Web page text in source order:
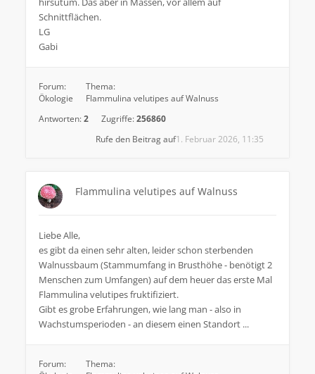
Schnittflächen.
LG
Gabi
Forum:
Ökologie
Thema:
Flammulina velutipes auf Walnuss
Antworten:2 Zugriffe:256860
1. Februar 2026, 11:35
Rufe den Beitrag auf
Flammulina velutipes auf Walnuss
Liebe Alle,
es gibt da einen sehr alten, leider schon sterbenden
Walnussbaum (Stammumfang in Brusthöhe - benötigt 2
Menschen zum Umfangen) auf dem heuer das erste Mal
Flammulina velutipes fruktifiziert.
Gibt es grobe Erfahrungen, wie lang man - also in
Wachstumsperioden - an diesem einen Standort ...
Forum:
Thema: